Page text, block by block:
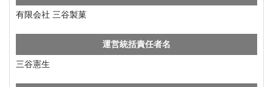
有限会社 三谷製菓
運営統括責任者名
三谷憲生